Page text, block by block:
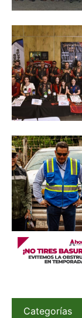
Categorías